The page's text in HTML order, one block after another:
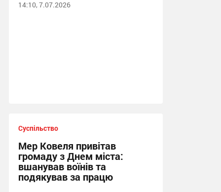
14:10, 7.07.2026
Суспільство
Мер Ковеля привітав
громаду з Днем міста:
вшанував воїнів та
подякував за працю